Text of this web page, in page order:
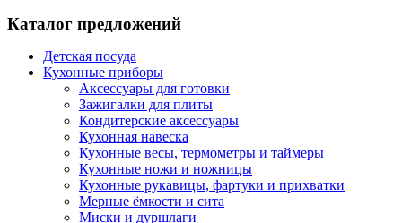
Каталог предложений
Детская посуда
Кухонные приборы
Аксессуары для готовки
Зажигалки для плиты
Кондитерские аксессуары
Кухонная навеска
Кухонные весы, термометры и таймеры
Кухонные ножи и ножницы
Кухонные рукавицы, фартуки и прихватки
Мерные ёмкости и сита
Миски и дуршлаги